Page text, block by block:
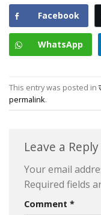
Facebook
WhatsApp
This entry was posted in
permalink.
Leave a Reply
Your email
Required fields
Comment *